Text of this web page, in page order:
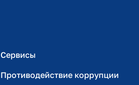
Сервисы
Противодействие коррупции